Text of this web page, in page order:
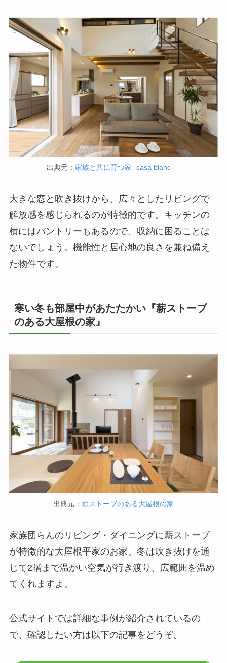
出典元： 家族と共に育つ家 -casa blanc-
大きな窓と吹き抜けから、広々としたリビングで
解放感を感じられるのが特徴的です。キッチンの
横にはパントリーもあるので、収納に困ることは
ないでしょう。機能性と居心地の良さを兼ね備え
た物件です。
寒い冬も部屋中があたたかい『薪ストーブ
のある大屋根の家』
出典元： 薪ストーブのある大屋根の家
家族団らんのリビング・ダイニングに薪ストーブ
が特徴的な大屋根平家のお家。冬は吹き抜けを通
じて2階まで温かい空気が行き渡り、広範囲を温め
てくれますよ。
公式サイトでは詳細な事例が紹介されているの
で、確認したい方は以下の記事をどうぞ。